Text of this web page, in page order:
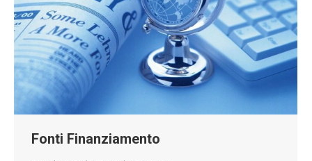
Fonti Finanziamento